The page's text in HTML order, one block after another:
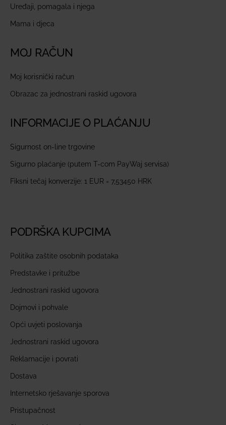
Uređaji, pomagala i njega
Mama i djeca
MOJ RAČUN
Moj korisnički račun
Obrazac za jednostrani raskid ugovora
INFORMACIJE O PLAĆANJU
Sigurnost on-line trgovine
Sigurno plaćanje (putem T-com PayWaj servisa)
Fiksni tečaj konverzije: 1 EUR = 7,53450 HRK
PODRŠKA KUPCIMA
Politika zaštite osobnih podataka
Predstavke i pritužbe
Jednostrani raskid ugovora
Dojmovi i pohvale
Opći uvjeti poslovanja
Jednostrani raskid ugovora
Reklamacije i povrati
Dostava
Internetsko rješavanje sporova
Pristupačnost